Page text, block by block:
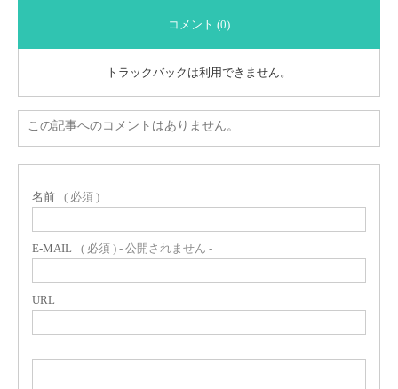
コメント (0)
トラックバックは利用できません。
この記事へのコメントはありません。
名前 ( 必須 )
E-MAIL ( 必須 ) - 公開されません -
URL